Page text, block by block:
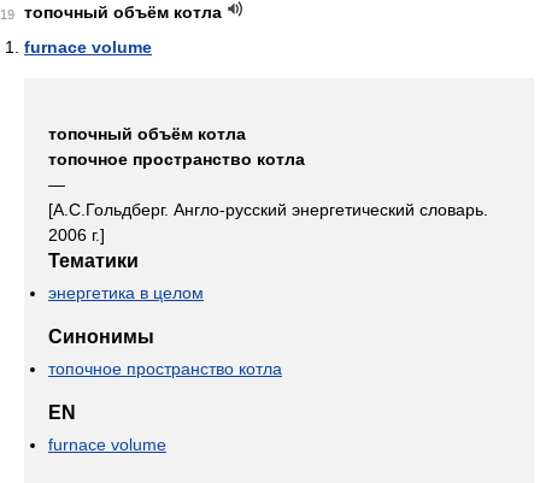
19
топочный объём котла
furnace volume
топочный объём котла
топочное пространство котла
—
[А.С.Гольдберг. Англо-русский энергетический словарь.
2006 г.]
Тематики
энергетика в целом
Синонимы
топочное пространство котла
EN
furnace volume